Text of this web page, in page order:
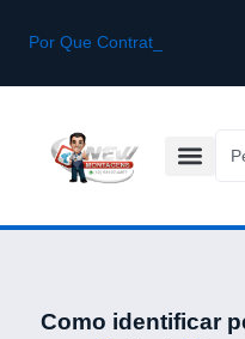
Por Que Contratar um
Como identificar